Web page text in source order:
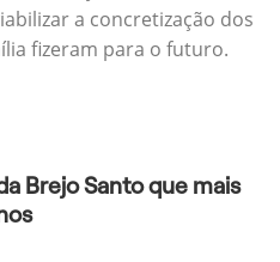
a concretização dos
fizeram para o futuro.
Brejo Santo que mais